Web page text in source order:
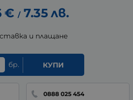
€ / 7.35 лв.
и плащане
бр. КУПИ
0888 025 454